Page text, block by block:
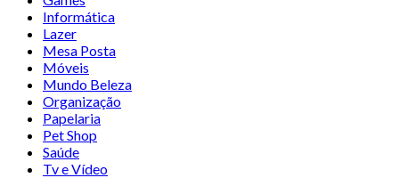
Informática
Lazer
Mesa Posta
Móveis
Mundo Beleza
Organização
Papelaria
Pet Shop
Saúde
Tv e Vídeo